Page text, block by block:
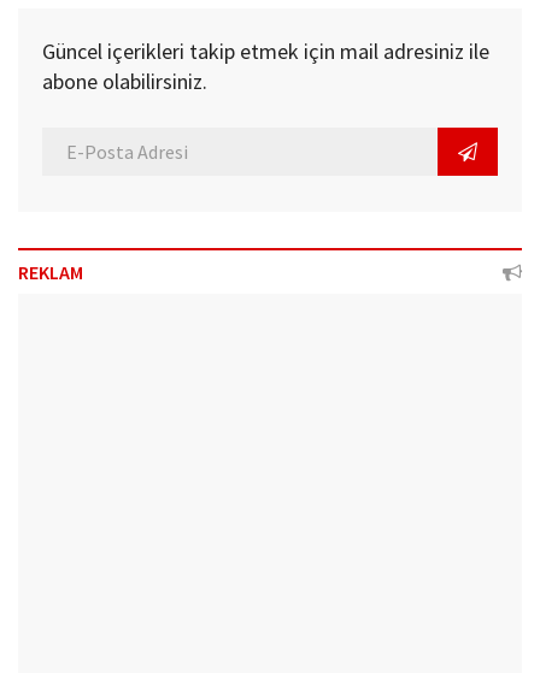
Güncel içerikleri takip etmek için mail adresiniz ile
abone olabilirsiniz.
REKLAM